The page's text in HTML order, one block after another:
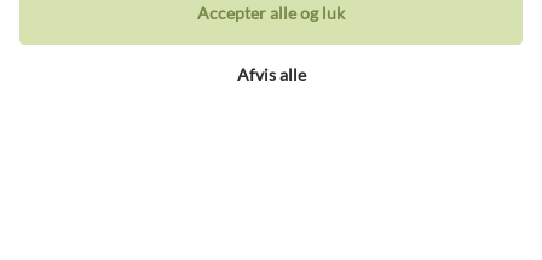
Besøg vores butikAfvis alle
Accepter alle og luk